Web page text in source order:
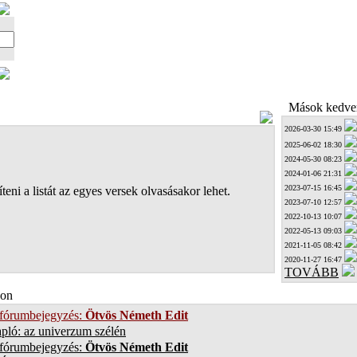
a listát az egyes versek olvasásakor lehet.
Mások
2026-03-30 15:49
2025-06-02 18:30
2024-05-30 08:23
2024-01-06 21:31
2023-07-15 16:45
2023-07-10 12:57
2022-10-13 10:07
2022-05-13 09:03
2021-11-05 08:42
2020-11-27 16:47
TOVÁBB
Ötvös Németh Edit
az univerzum szélén
Ötvös Németh Edit